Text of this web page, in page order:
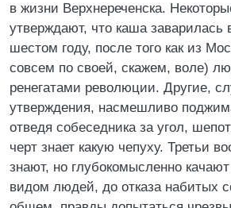
в жизни Верхнереченска.
утверждают, что каша заварилась
шестом году, после того как из
совсем по своей, скажем, воле)
ренегатами революции. Другие,
утверждения, насмешливо
отведя собеседника за угол,
черт знает какую чепуху. Третьи
знают, но глубокомысленно
видом людей, до отказа набитых